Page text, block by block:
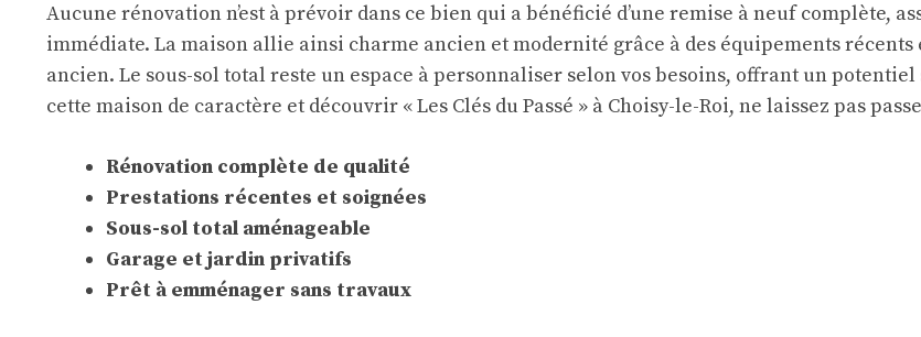
Aucune rénovation n’est à prévoir dans ce bien qui a bénéficié d’une remise à neuf complète,
immédiate. La maison allie ainsi charme ancien et modernité grâce à des équipements
ancien. Le sous-sol total reste un espace à personnaliser selon vos besoins, offrant un
cette maison de caractère et découvrir « Les Clés du Passé » à Choisy-le-Roi, ne laissez pas
Rénovation complète de qualité
Prestations récentes et soignées
Sous-sol total aménageable
Garage et jardin privatifs
Prêt à emménager sans travaux